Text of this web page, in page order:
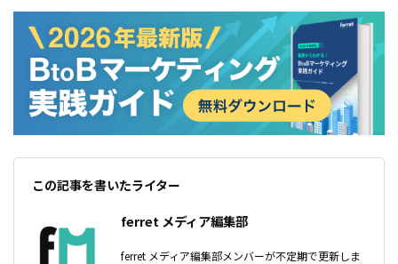
この記事を書いたライター
ferret メディア編集部
ferret メディア編集部メンバーが不定期で更新しま